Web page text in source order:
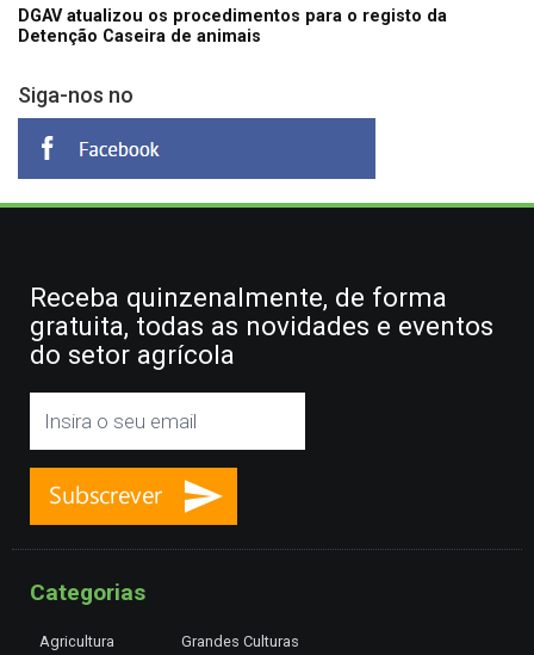
DGAV atualizou os procedimentos para o registo da
Detenção Caseira de animais
Siga-nos no
Receba quinzenalmente, de forma
gratuita, todas as novidades e eventos
do setor agrícola
Categorias
Agricultura Grandes Culturas